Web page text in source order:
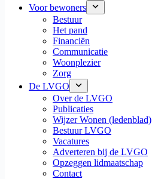
Voor bewoners
Bestuur
Het pand
Financiën
Communicatie
Woonplezier
Zorg
De LVGO
Over de LVGO
Publicaties
Wijzer Wonen (ledenblad)
Bestuur LVGO
Vacatures
Adverteren bij de LVGO
Opzeggen lidmaatschap
Contact